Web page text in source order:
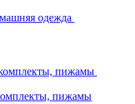
одежда
пижамы
пижамы